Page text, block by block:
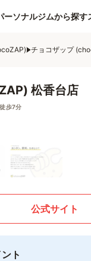
ーソナルジムから探す
チョコザップ
松香台店
歩7分
公式サイト
ト